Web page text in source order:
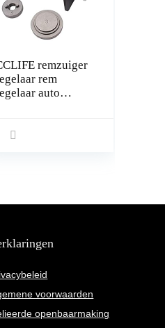
remzuiger
rem
auto
voorwaarden
openbaarmaking